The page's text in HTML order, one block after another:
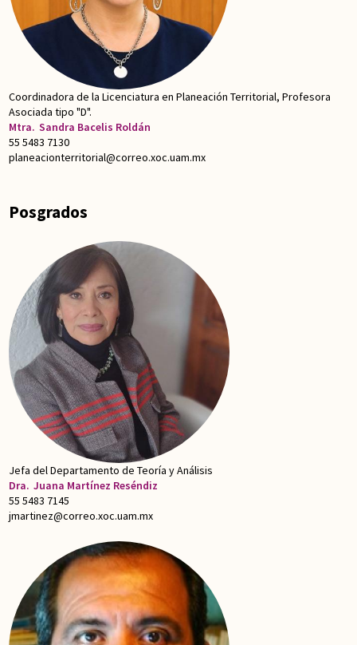
Coordinadora de la Licenciatura en Planeación Territorial, Profesora
Asociada tipo "D".
Mtra. Sandra Bacelis Roldán
55 5483 7130
planeacionterritorial@correo.xoc.uam.mx
Posgrados
Jefa del Departamento de Teoría y Análisis
Dra. Juana Martínez Reséndiz
55 5483 7145
jmartinez@correo.xoc.uam.mx